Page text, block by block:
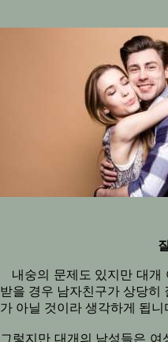
내숭의 문제도 있지만 대개
받을 경우 남자친구가 상당히
가 아닐 것이라 생각하게 됩니
그렇지만 대개의 남성들은